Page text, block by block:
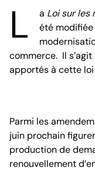
L a Loi sur les
été
commerce. Il
apportés à cette
Parmi les
juin prochain
production de
renouvellement